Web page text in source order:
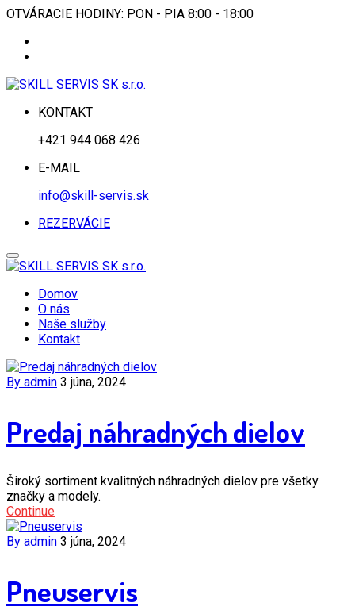
OTVÁRACIE HODINY: PON - PIA 8:00 - 18:00
KONTAKT
+421 944 068 426
E-MAIL
info@skill-servis.sk
REZERVÁCIE
Domov
O nás
Naše služby
Kontakt
By admin 3 júna, 2024
Predaj náhradných dielov
Široký sortiment kvalitných náhradných dielov pre všetky
značky a modely.
Continue
By admin 3 júna, 2024
Pneuservis